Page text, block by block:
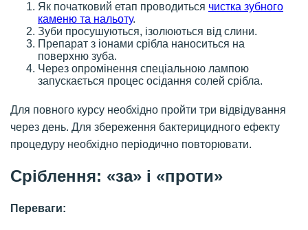
Як початковий етап проводиться чистка зубного
каменю та нальоту.
Зуби просушуються, ізолюються від слини.
Препарат з іонами срібла наноситься на
поверхню зуба.
Через опромінення спеціальною лампою
запускається процес осідання солей срібла.
Для повного курсу необхідно пройти три відвідування
через день. Для збереження бактерицидного ефекту
процедуру необхідно періодично повторювати.
Сріблення: «за» і «проти»
Переваги: